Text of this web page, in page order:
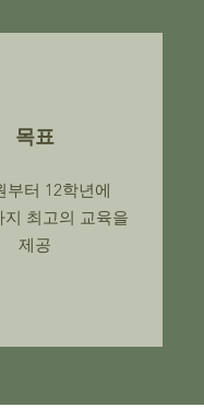
목표
부터 12학년에
지 최고의 교육을
제공